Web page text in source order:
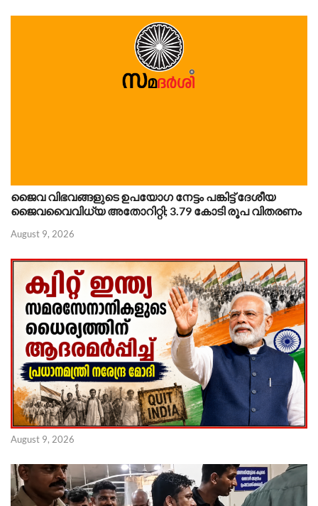
ജൈവ വിഭവങ്ങളുടെ ഉപയോഗ നേട്ടം പങ്കിട്ട് ദേശീയ
ജൈവവൈവിധ്യ അതോറിറ്റി; 3.79 കോടി രൂപ വിതരണം
August 9, 2026
August 9, 2026